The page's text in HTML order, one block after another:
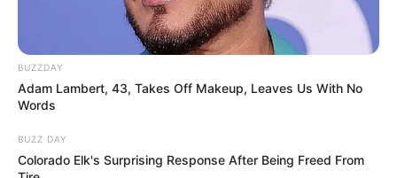
Bulan April, Bukan April
Mop Lho!
Kemerdekaan untuk
BUZZDAY
Adam Lambert, 43, Takes Off Makeup, Leaves Us With No
Words
BUZZ DAY
Colorado Elk's Surprising Response After Being Freed From